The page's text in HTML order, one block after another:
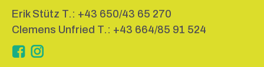
Erik Stütz T.: +43 650/43 65 270
Clemens Unfried T.: +43 664/85 91 524
Instagram